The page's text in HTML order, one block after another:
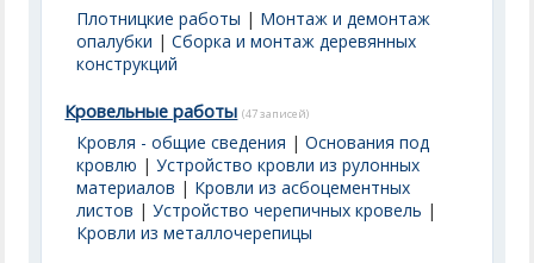
Плотницкие работы | Монтаж и демонтаж
опалубки |Сборка и монтаж деревянных
конструкций
Кровельные работы (47 записей)
Кровля - общие сведения |Основания под
кровлю |Устройство кровли из рулонных
материалов | Кровли из асбоцементных
листов |Устройство черепичных кровель |
Кровли из металлочерепицы